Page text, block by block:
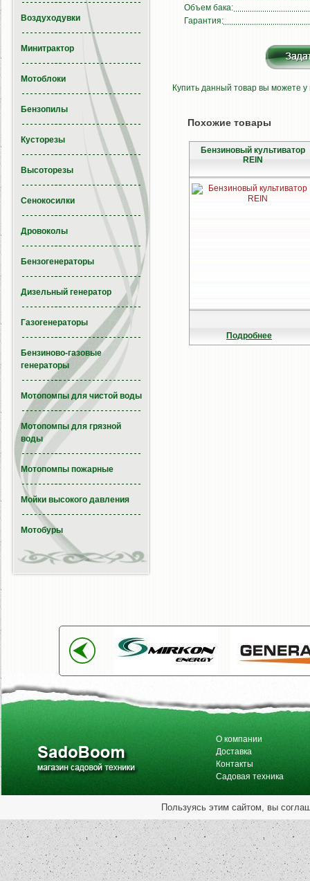
Объем бака:
Гарантия:
Купить данный товар вы можете
Похожие товары
Бензиновый культиватор
REIN
Подробнее
Воздуходувки
Минитрактор
Мотоблоки
Бензопилы
Кусторезы
Высоторезы
Сенокосилки
Дровоколы
Бензогенераторы
Дизельный генератор
Газогенераторы
Бензиново-газовые
генераторы
Мотопомпы для чистой воды
Мотопомпы для грязной
воды
Мотопомпы пожарные
Мойки высокого давления
Мотобуры
О компании
Доставка
Контакты
Садовая техника
Пользуясь этим сайтом, вы